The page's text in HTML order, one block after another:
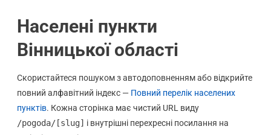
Населені пункти
Вінницької області
Скористайтеся пошуком з автодоповненням або відкрийте
повний алфавітний індекс — Повний перелік населених
пунктів. Кожна сторінка має чистий URL виду
/pogoda/[slug] і внутрішні перехресні посилання на